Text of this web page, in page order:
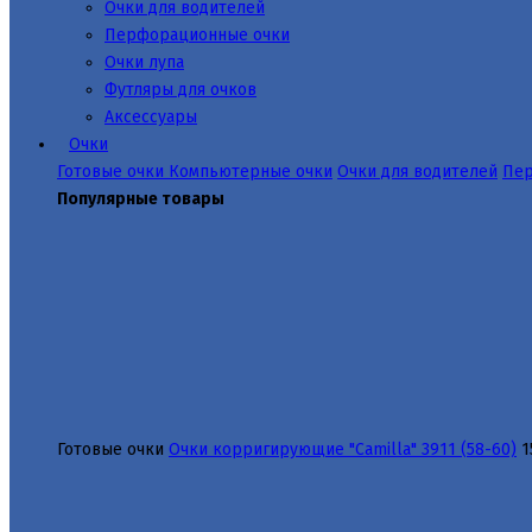
Очки для водителей
Перфорационные очки
Очки лупа
Футляры для очков
Аксессуары
Очки
Готовые очки Компьютерные очки Очки для водителей
Популярные товары
Готовые очки Очки корригирующие "Camilla" 3911 (58-60)